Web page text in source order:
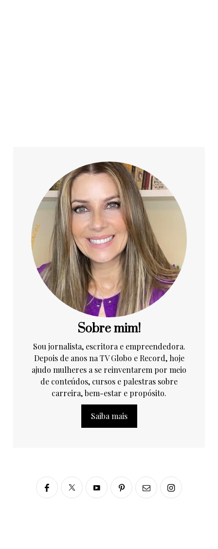
Sobre mim!
Sou jornalista, escritora e empreendedora.
Depois de anos na TV Globo e Record, hoje
ajudo mulheres a se reinventarem por meio
de conteúdos, cursos e palestras sobre
carreira, bem-estar e propósito.
Saiba mais